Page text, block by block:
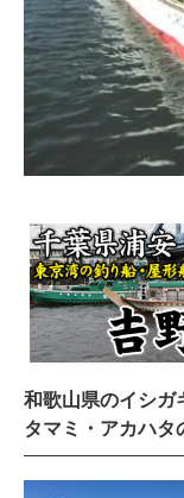
和歌山県のイシガ
タマミ・アカハタ